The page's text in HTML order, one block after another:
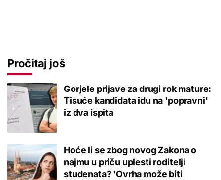
Pročitaj još
Gorjele prijave za drugi rok mature:
Tisuće kandidata idu na 'popravni'
iz dva ispita
Hoće li se zbog novog Zakona o
najmu u priču uplesti roditelji
studenata? 'Ovrha može biti